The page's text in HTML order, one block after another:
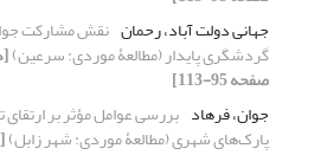
جهانی دولت آباد، رحمان نقش مشارکت
گردشگری پایدار (مطالعۀ موردی: سرعین)
صفحه 95-113]
جوان، فرهاد بررسی عوامل مؤثر بر ارتقای
پارک‌های شهری (مطالعۀ موردی: شهر زابل)